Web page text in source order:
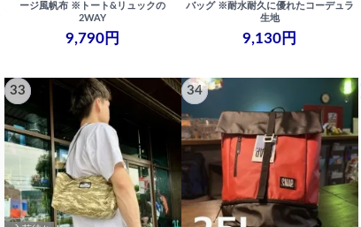
ージ風帆布 ※トート&リュックの
2WAY
9,790円
バッグ ※耐水耐久に優れたコーデュラ
生地
9,130円
33 34